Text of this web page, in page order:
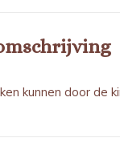
kunnen door de